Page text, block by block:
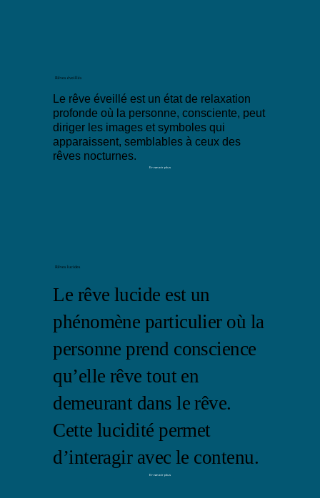
Rêves éveillés
Le rêve éveillé est un état de relaxation
profonde où la personne, consciente, peut
diriger les images et symboles qui
apparaissent, semblables à ceux des
rêves nocturnes.
En savoir plus
Rêves lucides
Le rêve lucide est un
phénomène particulier où la
personne prend conscience
qu’elle rêve tout en
demeurant dans le rêve.
Cette lucidité permet
d’interagir avec le contenu.
En savoir plus